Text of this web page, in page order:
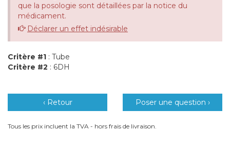
que la posologie sont détaillées par la notice du
médicament.
Déclarer un effet indésirable
Critère #1 : Tube
Critère #2 : 6DH
‹ Retour Poser une question ›
Tous les prix incluent la TVA - hors frais de livraison.